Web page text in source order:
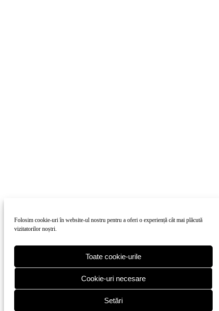
Folosim cookie-uri în website-ul nostru pentru a oferi o experiență cât mai plăcută
vizitatorilor noștri.
Toate cookie-urile
Cookie-uri necesare
Setări